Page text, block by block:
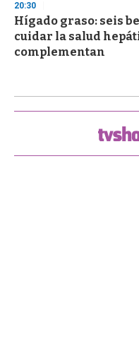
20:30
Hígado graso: seis
cuidar la salud
complementan